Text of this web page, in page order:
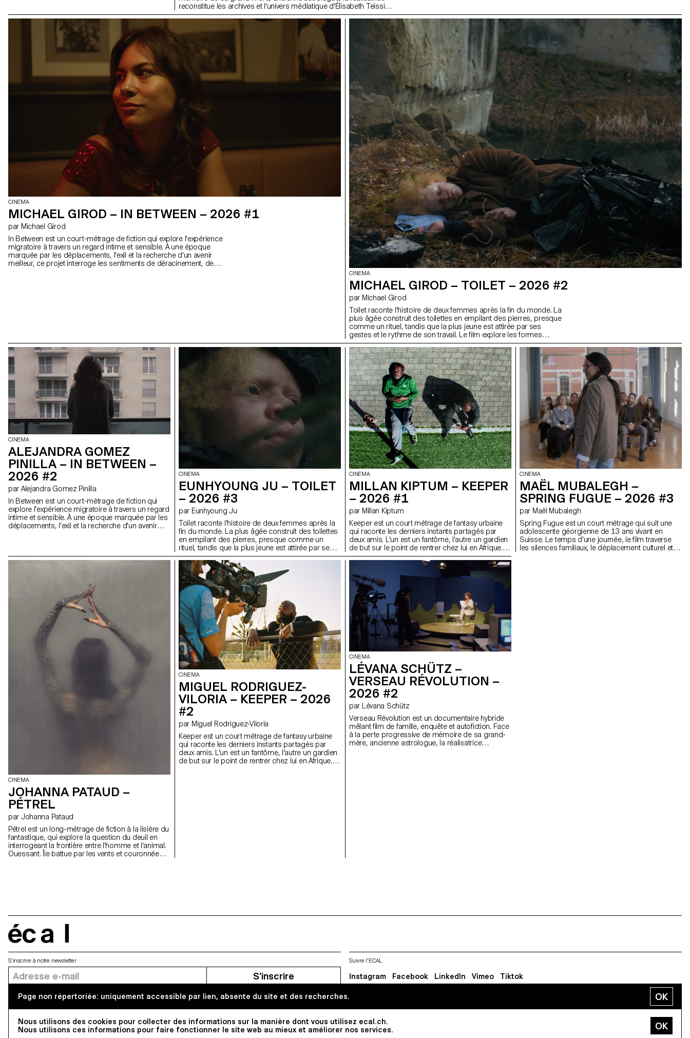
regards et le son plutôt que par le langage. Le
son, en particulier, est un élément important : il
révèle les émotions et les changements
relationnels que les personnages n'expriment pas
par les mots, et soutient les moments les plus
reconstitue les archives et l'univers médiatique d'Élisabeth Teissier,
astrologue de renom de la même génération, dans l'espoir de
raviver des souvenirs et de rouvrir un dialogue familial. À travers
des entretiens et des reconstitutions d'archives réalisées en
Cette recherche explore la transmission, la mémoire et les récits
que nous construisons pour donner sens à nos vies. Ce projet a
été développé en collaboration avec les départements Image et
Set Design de la ZHdK.
CINEMA
MICHAEL GIROD – IN BETWEEN – 2026 #1
par Michael Girod
In Between est un court-métrage de fiction qui explore l'expérience
migratoire à travers un regard intime et sensible. À une époque
marquée par les déplacements, l'exil et la recherche d'un avenir
meilleur, ce projet interroge les sentiments de déracinement, de
CINEMA
MICHAEL GIROD – TOILET – 2026 #2
par Michael Girod
Toilet raconte l'histoire de deux femmes après la fin du monde. La
plus âgée construit des toilettes en empilant des pierres, presque
comme un rituel, tandis que la plus jeune est attirée par ses
gestes et le rythme de son travail. Le film explore les formes
d'humanité qui pourraient subsister dans un tel contexte, en
observant comment les habitudes et les sensations d'une
personne peuvent se transmettre à une autre. Avec très peu de
dialogues, le film retrace le passage de l'hostilité à l'intimité à
travers les gestes, les regards et le son plutôt que par le langage.
Le son, en particulier, est un élément important : il révèle les
émotions et les changements relationnels que les personnages
n'expriment pas par les mots, et soutient les moments les plus
délicats du film.
CINEMA
ALEJANDRA GOMEZ
PINILLA – IN BETWEEN –
2026 #2
par Alejandra Gomez Pinilla
In Between est un court-métrage de fiction qui
explore l'expérience migratoire à travers un regard
intime et sensible. À une époque marquée par les
déplacements, l'exil et la recherche d'un avenir
de partir. Le film suit une jeune danseuse
place. À travers un travail sur le contraste visuel, le
son et le corps en mouvement, In Between
expérimente différentes formes narratives pour
traduire cet état d'« entre-deux » et questionne ce
que signifie réellement se sentir chez soi.
CINEMA
EUNHYOUNG JU – TOILET
– 2026 #3
par Eunhyoung Ju
Toilet raconte l'histoire de deux femmes après la
fin du monde. La plus âgée construit des toilettes
en empilant des pierres, presque comme un
rituel, tandis que la plus jeune est attirée par ses
gestes et le rythme de son travail. Le film explore
les formes d'humanité qui pourraient subsister
dans un tel contexte, en observant comment les
habitudes et les sensations d'une personne
peuvent se transmettre à une autre. Avec très peu
de dialogues, le film retrace le passage de
l'hostilité à l'intimité à travers les gestes, les
regards et le son plutôt que par le langage. Le
son, en particulier, est un élément important : il
révèle les émotions et les changements
relationnels que les personnages n'expriment pas
par les mots, et soutient les moments les plus
délicats du film.
CINEMA
MILLAN KIPTUM – KEEPER
– 2026 #1
par Millan Kiptum
Keeper est un court métrage de fantasy urbaine
qui raconte les derniers instants partagés par
deux amis. L'un est un fantôme, l'autre un gardien
de but sur le point de rentrer chez lui en Afrique. À
travers le football et des rituels d'adieu, ils dérivent
entre le chez-soi et l'ailleurs, entre la vie et la mort.
Keeper est une réflexion sur l'idée du foyer au-delà
d'un simple lieu. Ce film montre que, même
lorsque l'on vit loin de chez soi, on trouve toujours
des façons de vivre, d'aimer et de prendre soin
les uns des autres.
CINEMA
MAËL MUBALEGH –
SPRING FUGUE – 2026 #3
par Maël Mubalegh
Spring Fugue est un court métrage qui suit une
adolescente géorgienne de 13 ans vivant en
Suisse. Le temps d'une journée, le film traverse
les silences familiaux, le déplacement culturel et
CINEMA
JOHANNA PATAUD –
PÉTREL
par Johanna Pataud
Pétrel est un long-métrage de fiction à la lisière du
fantastique, qui explore la question du deuil en
interrogeant la frontière entre l'homme et l'animal.
Ouessant. Île battue par les vents et couronnée
familière a changé de visage et pour survivre,
Morgane doit partir sur la trace de son frère.
Changer de monde, changer de peau, au risque
de se perdre.
CINEMA
MIGUEL RODRIGUEZ-
VILORIA – KEEPER – 2026
#2
par Miguel Rodriguez-Viloria
Keeper est un court métrage de fantasy urbaine
qui raconte les derniers instants partagés par
deux amis. L'un est un fantôme, l'autre un gardien
de but sur le point de rentrer chez lui en Afrique. À
CINEMA
LÉVANA SCHÜTZ –
VERSEAU RÉVOLUTION –
2026 #2
par Lévana Schütz
Verseau Révolution est un documentaire hybride
mêlant film de famille, enquête et autofiction. Face
à la perte progressive de mémoire de sa grand-
mère, ancienne astrologue, la réalisatrice
Page non répertoriée: uniquement accessible par lien, absente du site et des recherches. OK
Nous utilisons des cookies pour collecter des informations sur la manière dont vous utilisez ecal.ch.
Nous utilisons ces informations pour faire fonctionner le site web au mieux et améliorer nos services.
5, avenue du Temple, CH-1020 Renens
S'inscrire à notre newsletter
S'inscrire
Suivre l'ECAL
Instagram Facebook LinkedIn Vimeo Tiktok
Contact Impressum